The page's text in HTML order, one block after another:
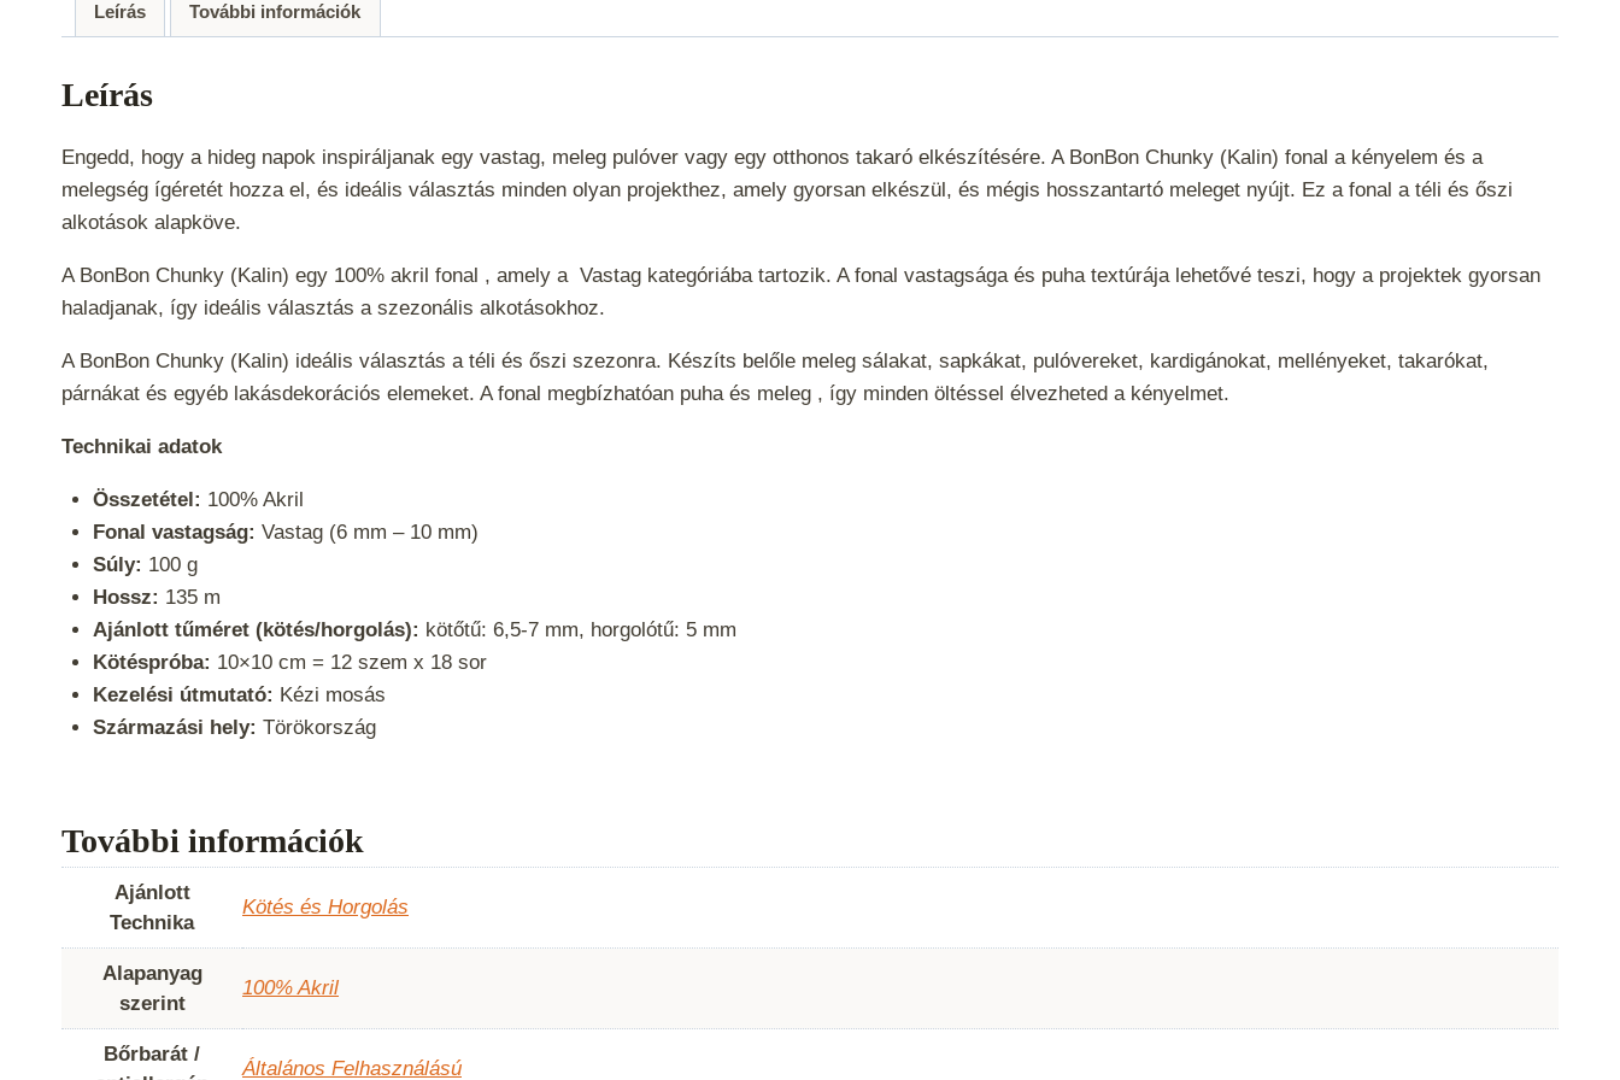
Leírás További információk
Leírás
Engedd, hogy a hideg napok inspiráljanak egy vastag, meleg pulóver vagy egy otthonos takaró elkészítésére. A BonBon Chunky (Kalin) fonal a kényelem és a
melegség ígéretét hozza el, és ideális választás minden olyan projekthez, amely gyorsan elkészül, és mégis hosszantartó meleget nyújt. Ez a fonal a téli és őszi
alkotások alapköve.
A BonBon Chunky (Kalin) egy 100% akril fonal , amely a Vastag kategóriába tartozik. A fonal vastagsága és puha textúrája lehetővé teszi, hogy a projektek gyorsan
haladjanak, így ideális választás a szezonális alkotásokhoz.
A BonBon Chunky (Kalin) ideális választás a téli és őszi szezonra. Készíts belőle meleg sálakat, sapkákat, pulóvereket, kardigánokat, mellényeket, takarókat,
párnákat és egyéb lakásdekorációs elemeket. A fonal megbízhatóan puha és meleg , így minden öltéssel élvezheted a kényelmet.
Technikai adatok
Összetétel: 100% Akril
Fonal vastagság: Vastag (6 mm – 10 mm)
Súly: 100 g
Hossz: 135 m
Ajánlott tűméret (kötés/horgolás): kötőtű: 6,5-7 mm, horgolótű: 5 mm
Kötéspróba: 10×10 cm = 12 szem x 18 sor
Kezelési útmutató: Kézi mosás
Származási hely: Törökország
További információk
Ajánlott
Technika
Kötés és Horgolás
Alapanyag
szerint
100% Akril
Bőrbarát /
Általános Felhasználású